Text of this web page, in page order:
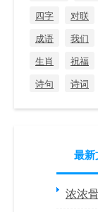
四字
对联
成语
我们
生肖
祝福
诗句
诗词
最新
浓浓